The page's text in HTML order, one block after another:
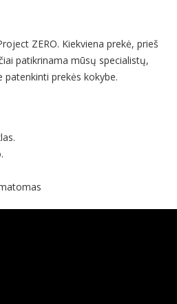
ZERO. Kiekviena prekė, prieš
patikrinama mūsų specialistų,
prekės kokybe.